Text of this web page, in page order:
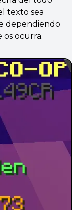
texto sea
dependiendo
os ocurra.